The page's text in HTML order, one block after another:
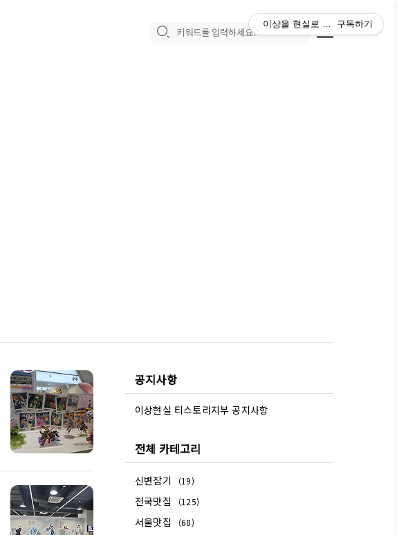
공지사항
이상현실 티스토리지부 공지사항
전체 카테고리
신변잡기 (19)
전국맛집 (125)
서울맛집 (68)
이상을 현실로 만드는 매일의 과
구독하기